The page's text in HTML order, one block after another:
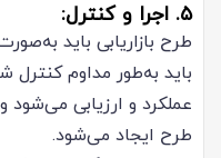
۵. اجرا و کنترل:
طرح بازاریابی باید
باید به‌طور مداوم کنترل
عملکرد و ارزیابی می‌شود
طرح ایجاد می‌شود.